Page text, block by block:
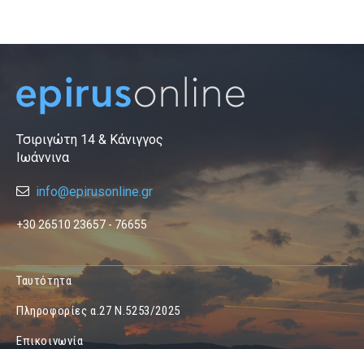
Τσιριγώτη 14 & Κάνιγγος
Ιωάννινα
info@epirusonline.gr
+30 26510 23657 - 76655
Ταυτότητα
Πληροφορίες α.27 Ν.5253/2025
Επικοινωνία